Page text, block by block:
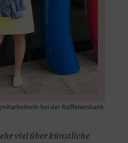
bei der Raiffeisenbank
viel über künstliche